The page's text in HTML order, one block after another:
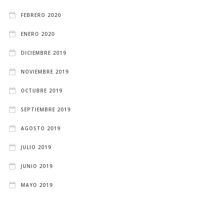
FEBRERO 2020
ENERO 2020
DICIEMBRE 2019
NOVIEMBRE 2019
OCTUBRE 2019
SEPTIEMBRE 2019
AGOSTO 2019
JULIO 2019
JUNIO 2019
MAYO 2019